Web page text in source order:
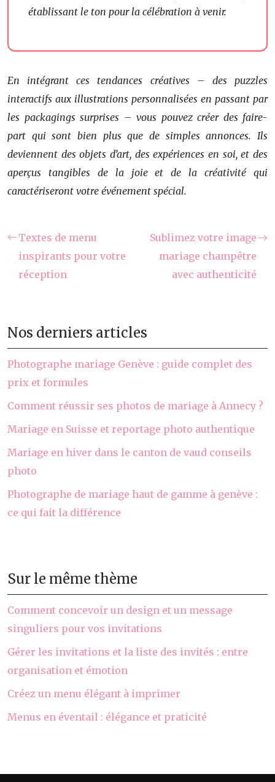
établissant le ton pour la célébration à venir.
En intégrant ces tendances créatives – des puzzles
interactifs aux illustrations personnalisées en passant par
les packagings surprises – vous pouvez créer des faire-
part qui sont bien plus que de simples annonces. Ils
deviennent des objets d’art, des expériences en soi, et des
aperçus tangibles de la joie et de la créativité qui
caractériseront votre événement spécial.
Textes de menu
inspirants pour votre
réception
Sublimez votre image
mariage champêtre
avec authenticité
Nos derniers articles
Photographe mariage Genève : guide complet des
prix et formules
Comment réussir ses photos de mariage à Annecy ?
Mariage en Suisse et reportage photo authentique
Mariage en hiver dans le canton de vaud conseils
photo
Photographe de mariage haut de gamme à genève :
ce qui fait la différence
Sur le même thème
Comment concevoir un design et un message
singuliers pour vos invitations
Gérer les invitations et la liste des invités : entre
organisation et émotion
Créez un menu élégant à imprimer
Menus en éventail : élégance et praticité